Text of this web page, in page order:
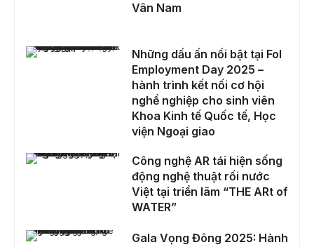
Vân Nam
Những dấu ấn nổi bật tại FoI Employment Day 2025 – hành trình kết nối cơ hội nghề nghiệp cho sinh viên Khoa Kinh tế Quốc tế, Học viện Ngoại giao
Những dấu ấn nổi bật tại FoI
Employment Day 2025 –
hành trình kết nối cơ hội
nghề nghiệp cho sinh viên
Khoa Kinh tế Quốc tế, Học
viện Ngoại giao
Công nghệ AR tái hiện sống động nghệ thuật rối nước Việt tại triển lãm “THE ARt of WATER”
Công nghệ AR tái hiện sống
động nghệ thuật rối nước
Việt tại triển lãm “THE ARt of
WATER”
Gala Vọng Đông 2025: Hành trình từ “Mộng” đến “Thực” sưởi ấm giấc mơ trẻ em vùng cao
Gala Vọng Đông 2025: Hành